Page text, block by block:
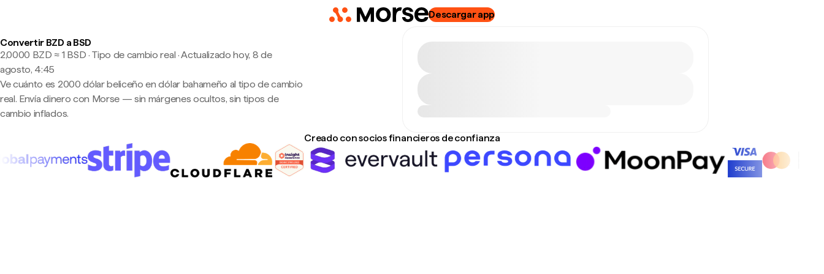
Descargar app
Convertir BZD a BSD
2,0000 BZD ≈ 1 BSD · Tipo de cambio real ·Actualizado hoy, 8 de
agosto, 4:45
Ve cuánto es 2000 dólar beliceño en dólar bahameño al tipo de cambio
real. Envía dinero con Morse — sin márgenes ocultos, sin tipos de
cambio inflados.
Creado con socios financieros de confianza